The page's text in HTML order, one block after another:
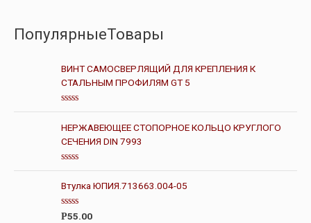
ПопулярныеТовары
ВИНТ САМОСВЕРЛЯЩИЙ ДЛЯ КРЕПЛЕНИЯ К
СТАЛЬНЫМ ПРОФИЛЯМ GT 5
О
е
н
к
а
з
НЕРЖАВЕЮЩЕЕ СТОПОРНОЕ КОЛЬЦО КРУГЛОГО
СЕЧЕНИЯ DIN 7993
О
е
н
к
а
Втулка ЮПИЯ.713663.004-05
О
Р55.00